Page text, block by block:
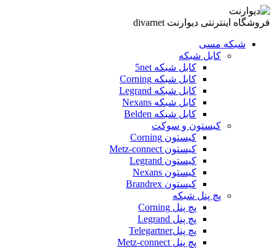
فروشگاه اینترنتی دیوارنت divarnet
شبکه مسی
کابل شبکه
کابل شبکه 5net
کابل شبکه Corning
کابل شبکه Legrand
کابل شبکه Nexans
کابل شبکه Belden
کیستون و سوکت
کیستون Corning
کیستون Metz-connect
کیستون Legrand
کیستون Nexans
کیستون Brandrex
پچ پنل شبکه
پچ پنل Corning
پچ پنل Legrand
پچ پنلTelegartner
پچ پنل Metz-connect